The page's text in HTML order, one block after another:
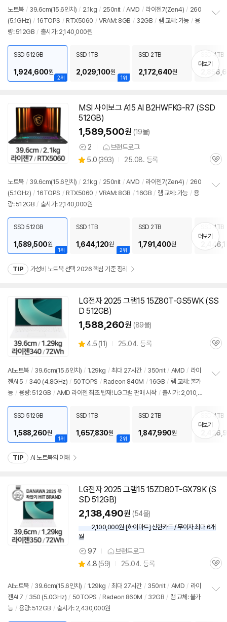
점
리
뷰
노트북 / 39.6cm(15.6인치) / 2.1kg / 250nit / AMD / 라이젠7(Zen4) / 260
(5.1GHz) / 16TOPS / RTX5060 / VRAM: 8GB / 32GB / 램 교체: 가능 / 용
량: 512GB / 출시가: 2,140,000원
치
기
2위
SSD 512GB
1,924,600원
1위
SSD 1TB
2,029,100원
SSD 2TB
2,172,640원
SSD 4TB
더보기
MSI 사이보그 A15 AI B2HWFKG-R7 (SSD
512GB)
1,589,500원 (19몰)
상
품
견
2 브랜드로그
별
5.0 (상
리
뷰
393) 25.08. 등록
관
노트북 / 39.6cm(15.6인치) / 2.1kg / 250nit / AMD / 라이젠7(Zen4) / 260
(5.1GHz) / 16TOPS / RTX5060 / VRAM: 8GB / 16GB / 램 교체: 가능 / 용
량: 512GB / 출시가: 2,140,000원
치
기
1위
SSD 512GB
1,589,500원
2위
SSD 1TB
1,644,120원
SSD 2TB
1,791,400원
SSD 4TB
더보기
TIP 가성비 노트북 선택 2026 핵심 기준 정리
LG전자 2025 그램15 15Z80T-GS5WK (SS
D 512GB)
1,588,260원 (89몰)
별
4.5 (상
뷰
11) 25.04. 등록
관
AI노트북 / 39.6cm(15.6인치) / 1.29kg / 최대 27시간 / 350nit / AMD / 라이
젠AI 5 / 340 (4.8GHz) / 50TOPS / Radeon 840M / 16GB / 램 교체: 불가
능 / 용량: 512GB / AMD 라이젠 최초 탑재! LG그램 판매 시작 / 출시가: 2,010,0
치
기
1위
SSD 512GB
1,588,260원
2위
SSD 1TB
1,657,830원
SSD 2TB
1,847,990원
SSD 4TB
더보기
TIP AI 노트북의 이해
LG전자 2025 그램15 15ZD80T-GX79K (S
SD 512GB)
2,138,490원 (54몰)
2,100,000원 [하이마트] 신한카드 / 무이자 최대 6개
월
상
품
견
97 브랜드로그
별
4.8 (상
리
뷰
59) 25.04. 등록
관
AI노트북 / 39.6cm(15.6인치) / 1.29kg / 최대 27시간 / 350nit / AMD / 라이
젠AI 7 / 350 (5.0GHz) / 50TOPS / Radeon 860M / 32GB / 램 교체: 불가
능 / 용량: 512GB / 출시가: 2,430,000원